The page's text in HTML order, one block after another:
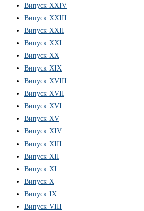
Випуск XXIV
Випуск XXIII
Випуск XXII
Випуск XXI
Випуск XX
Випуск XIX
Випуск XVIII
Випуск XVII
Випуск XVI
Випуск XV
Випуск XIV
Випуск XIII
Випуск XII
Випуск XI
Випуск X
Випуск IX
Випуск VIII